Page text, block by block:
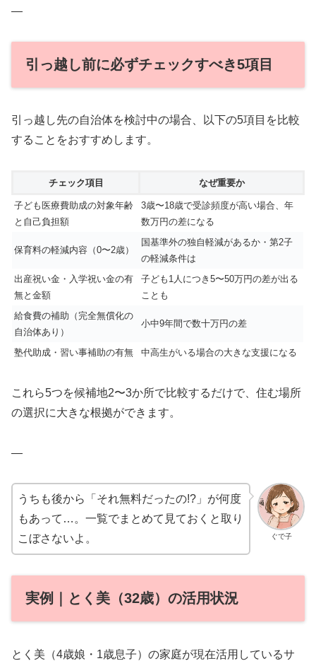
—
引っ越し前に必ずチェックすべき5項目
引っ越し先の自治体を検討中の場合、以下の5項目を比較
することをおすすめします。
チェック項目 なぜ重要か
子ども医療費助成の対象年齢
と自己負担額
3歳〜18歳で受診頻度が高い場合、年
数万円の差になる
保育料の軽減内容（0〜2歳）
国基準外の独自軽減があるか・第2子
の軽減条件は
出産祝い金・入学祝い金の有
無と金額
子ども1人につき5〜50万円の差が出る
ことも
給食費の補助（完全無償化の
自治体あり）
小中9年間で数十万円の差
塾代助成・習い事補助の有無 中高生がいる場合の大きな支援になる
これら5つを候補地2〜3か所で比較するだけで、住む場所
の選択に大きな根拠ができます。
—
ぐで子
うちも後から「それ無料だったの!?」が何度
もあって…。一覧でまとめて見ておくと取り
こぼさないよ。
実例｜とく美（32歳）の活用状況
とく美（4歳娘・1歳息子）の家庭が現在活用しているサ